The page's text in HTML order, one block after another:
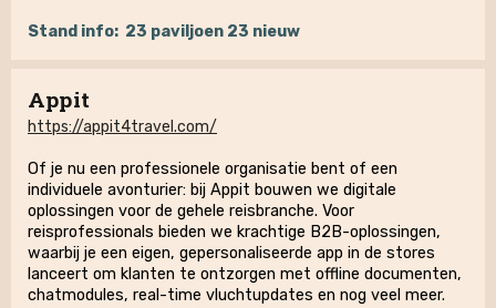
Stand info: 23 paviljoen 23 nieuw
Appit
https://appit4travel.com/
Of je nu een professionele organisatie bent of een
individuele avonturier: bij Appit bouwen we digitale
oplossingen voor de gehele reisbranche. Voor
reisprofessionals bieden we krachtige B2B-oplossingen,
waarbij je een eigen, gepersonaliseerde app in de stores
lanceert om klanten te ontzorgen met offline documenten,
chatmodules, real-time vluchtupdates en nog veel meer.